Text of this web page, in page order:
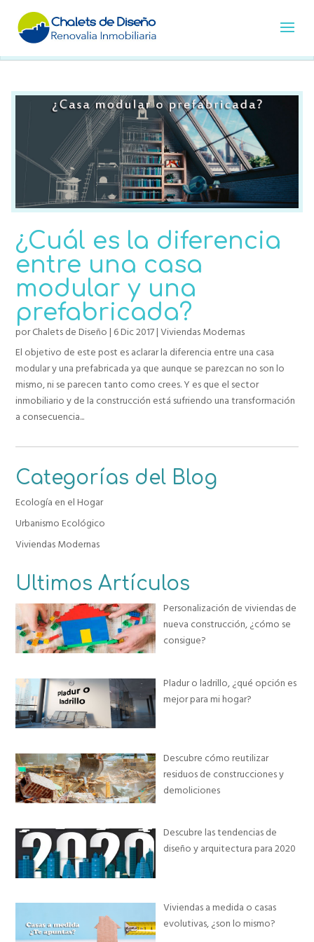
¿Cuál es la diferencia
entre una casa
modular y una
prefabricada?
porChalets de Diseño | 6 Dic 2017|Viviendas Modernas
El objetivo de este post es aclarar la diferencia entre una casa
modular y una prefabricada ya que aunque se parezcan no son lo
mismo, ni se parecen tanto como crees. Y es que el sector
inmobiliario y de la construcción está sufriendo una transformación
a consecuencia...
Categorías del Blog
Ecología en el Hogar
Urbanismo Ecológico
Viviendas Modernas
Ultimos Artículos
Personalización de viviendas de
nueva construcción, ¿cómo se
consigue?
Pladur o ladrillo, ¿qué opción es
mejor para mi hogar?
Descubre cómo reutilizar
residuos de construcciones y
demoliciones
Descubre las tendencias de
diseño y arquitectura para 2020
Viviendas a medida o casas
evolutivas, ¿son lo mismo?